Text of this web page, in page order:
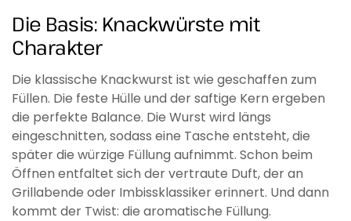
Die Basis: Knackwürste mit
Charakter
Die klassische Knackwurst ist wie geschaffen zum
Füllen. Die feste Hülle und der saftige Kern ergeben
die perfekte Balance. Die Wurst wird längs
eingeschnitten, sodass eine Tasche entsteht, die
später die würzige Füllung aufnimmt. Schon beim
Öffnen entfaltet sich der vertraute Duft, der an
Grillabende oder Imbissklassiker erinnert. Und dann
kommt der Twist: die aromatische Füllung.